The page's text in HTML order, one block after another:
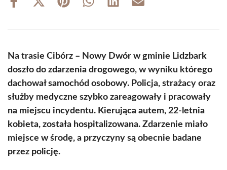
Share
Share
(Twitter)
Share Share Share Share
Na trasie Cibórz – Nowy Dwór w gminie Lidzbark
doszło do zdarzenia drogowego, w wyniku którego
dachował samochód osobowy. Policja, strażacy oraz
służby medyczne szybko zareagowały i pracowały
na miejscu incydentu. Kierująca autem, 22-letnia
kobieta, została hospitalizowana. Zdarzenie miało
miejsce w środę, a przyczyny są obecnie badane
przez policję.